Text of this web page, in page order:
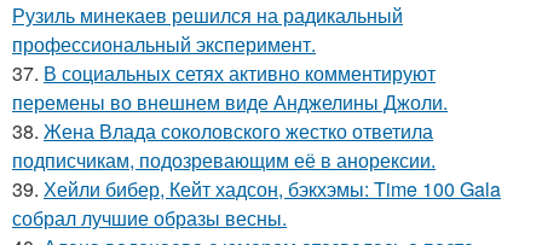
Рузиль минекаев решился на радикальный
профессиональный эксперимент.
37. В социальных сетях активно комментируют
перемены во внешнем виде Анджелины Джоли.
38. Жена Влада соколовского жестко ответила
подписчикам, подозревающим её в анорексии.
39. Хейли бибер, Кейт хадсон, бэкхэмы: Time 100 Gala
собрал лучшие образы весны.